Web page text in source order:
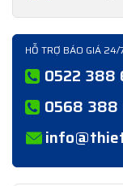
HỖ TRỢ BÁO GIÁ
0522 388
0568